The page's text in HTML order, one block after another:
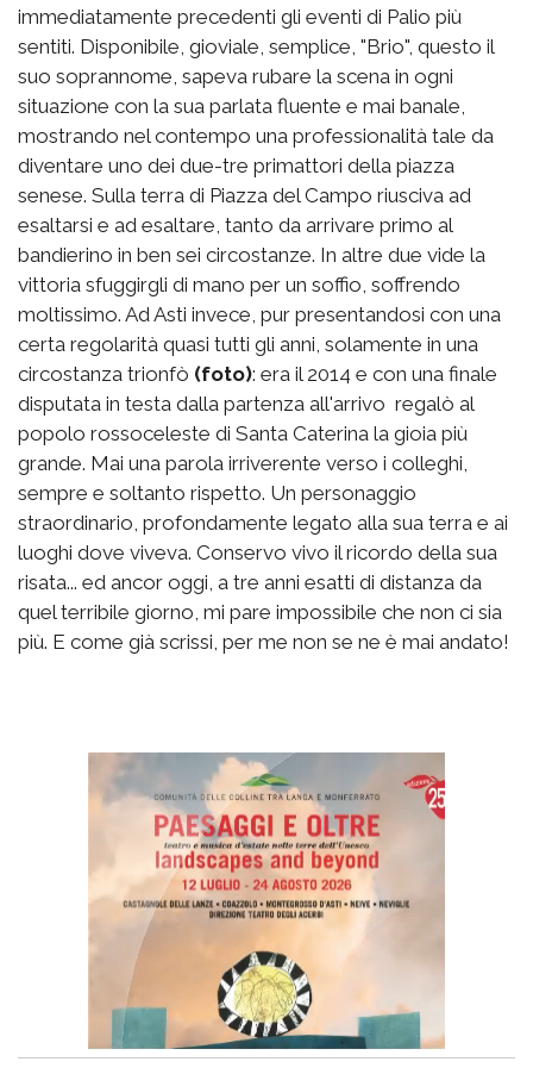
immediatamente precedenti gli eventi di Palio più
sentiti. Disponibile, gioviale, semplice, "Brio", questo il
suo soprannome, sapeva rubare la scena in ogni
situazione con la sua parlata fluente e mai banale,
mostrando nel contempo una professionalità tale da
diventare uno dei due-tre primattori della piazza
senese. Sulla terra di Piazza del Campo riusciva ad
esaltarsi e ad esaltare, tanto da arrivare primo al
bandierino in ben sei circostanze. In altre due vide la
vittoria sfuggirgli di mano per un soffio, soffrendo
moltissimo. Ad Asti invece, pur presentandosi con una
certa regolarità quasi tutti gli anni, solamente in una
circostanza trionfò (foto): era il 2014 e con una finale
disputata in testa dalla partenza all'arrivo regalò al
popolo rossoceleste di Santa Caterina la gioia più
grande. Mai una parola irriverente verso i colleghi,
sempre e soltanto rispetto. Un personaggio
straordinario, profondamente legato alla sua terra e ai
luoghi dove viveva. Conservo vivo il ricordo della sua
risata... ed ancor oggi, a tre anni esatti di distanza da
quel terribile giorno, mi pare impossibile che non ci sia
più. E come già scrissi, per me non se ne è mai andato!